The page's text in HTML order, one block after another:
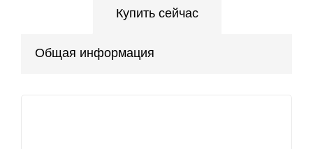
Купить сейчас
Общая информация